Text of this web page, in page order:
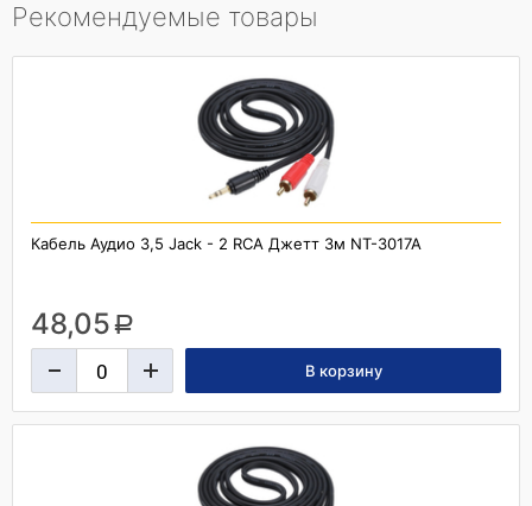
Рекомендуемые товары
Кабель Аудио 3,5 Jack - 2 RCA Джетт 3м NT-3017A
48,05 a